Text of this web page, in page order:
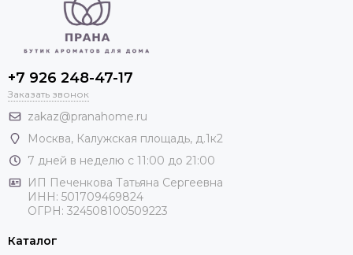
+7 926 248-47-17
Заказать звонок
zakaz@pranahome.ru
Москва, Калужская площадь, д.1к2
7 дней в неделю с 11:00 до 21:00
ИП Печенкова Татьяна Сергеевна
ИНН: 501709469824
ОГРН: 324508100509223
Каталог